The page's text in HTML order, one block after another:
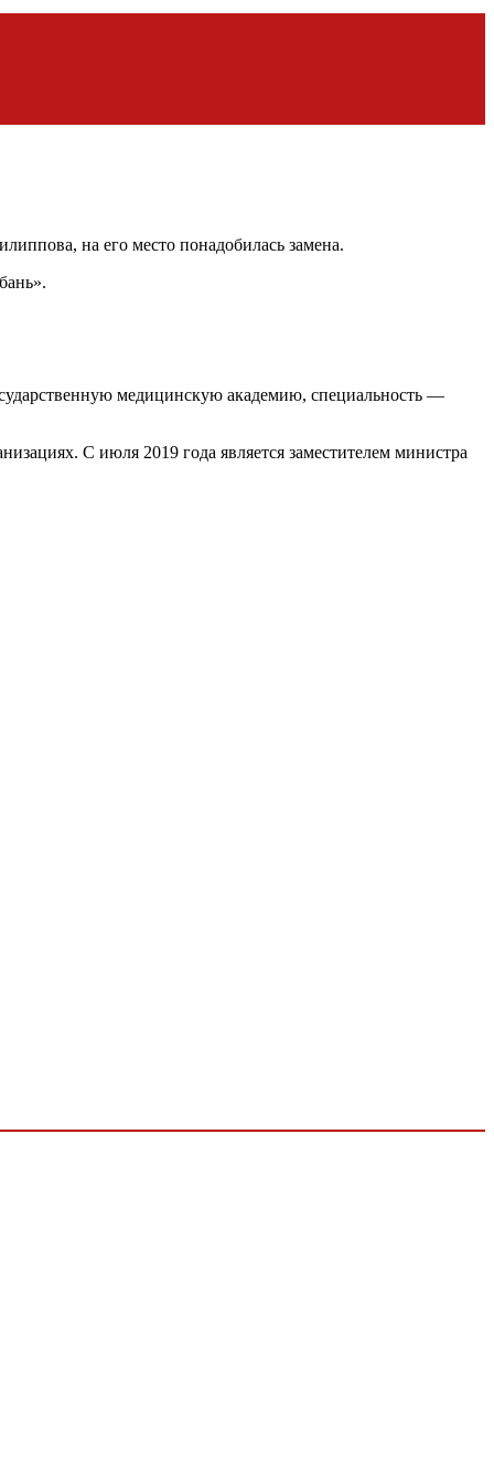
на его место понадобилась замена.
медицинскую академию, специальность —
С июля 2019 года является заместителем министра